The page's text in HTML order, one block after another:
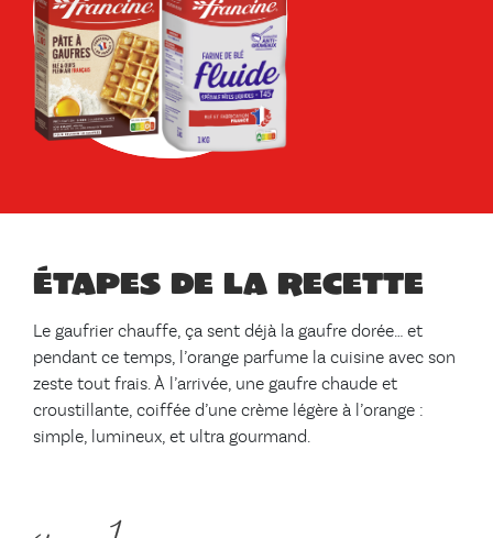
Étapes de la recette
Le gaufrier chauffe, ça sent déjà la gaufre dorée… et
pendant ce temps, l’orange parfume la cuisine avec son
zeste tout frais. À l’arrivée, une gaufre chaude et
croustillante, coiffée d’une crème légère à l’orange :
simple, lumineux, et ultra gourmand.